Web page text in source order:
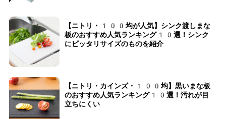
【ニトリ・100均が人気】シンク渡しまな
板のおすすめ人気ランキング10選！シンク
にピッタリサイズのものを紹介
【ニトリ・カインズ・100均】黒いまな板
のおすすめ人気ランキング10選！汚れが目
立ちにくい